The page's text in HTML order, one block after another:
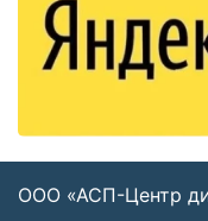
ООО «АСП-Центр